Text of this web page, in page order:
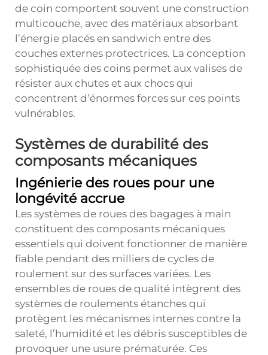
de coin comportent souvent une construction
multicouche, avec des matériaux absorbant
l’énergie placés en sandwich entre des
couches externes protectrices. La conception
sophistiquée des coins permet aux valises de
résister aux chutes et aux chocs qui
concentrent d’énormes forces sur ces points
vulnérables.
Systèmes de durabilité des
composants mécaniques
Ingénierie des roues pour une
longévité accrue
Les systèmes de roues des bagages à main
constituent des composants mécaniques
essentiels qui doivent fonctionner de manière
fiable pendant des milliers de cycles de
roulement sur des surfaces variées. Les
ensembles de roues de qualité intègrent des
systèmes de roulements étanches qui
protègent les mécanismes internes contre la
saleté, l’humidité et les débris susceptibles de
provoquer une usure prématurée. Ces